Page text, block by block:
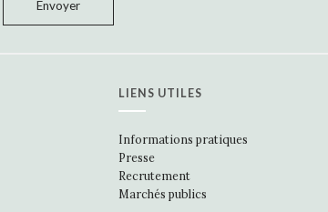
LIENS UTILES
Informations pratiques
Presse
Recrutement
Marchés publics